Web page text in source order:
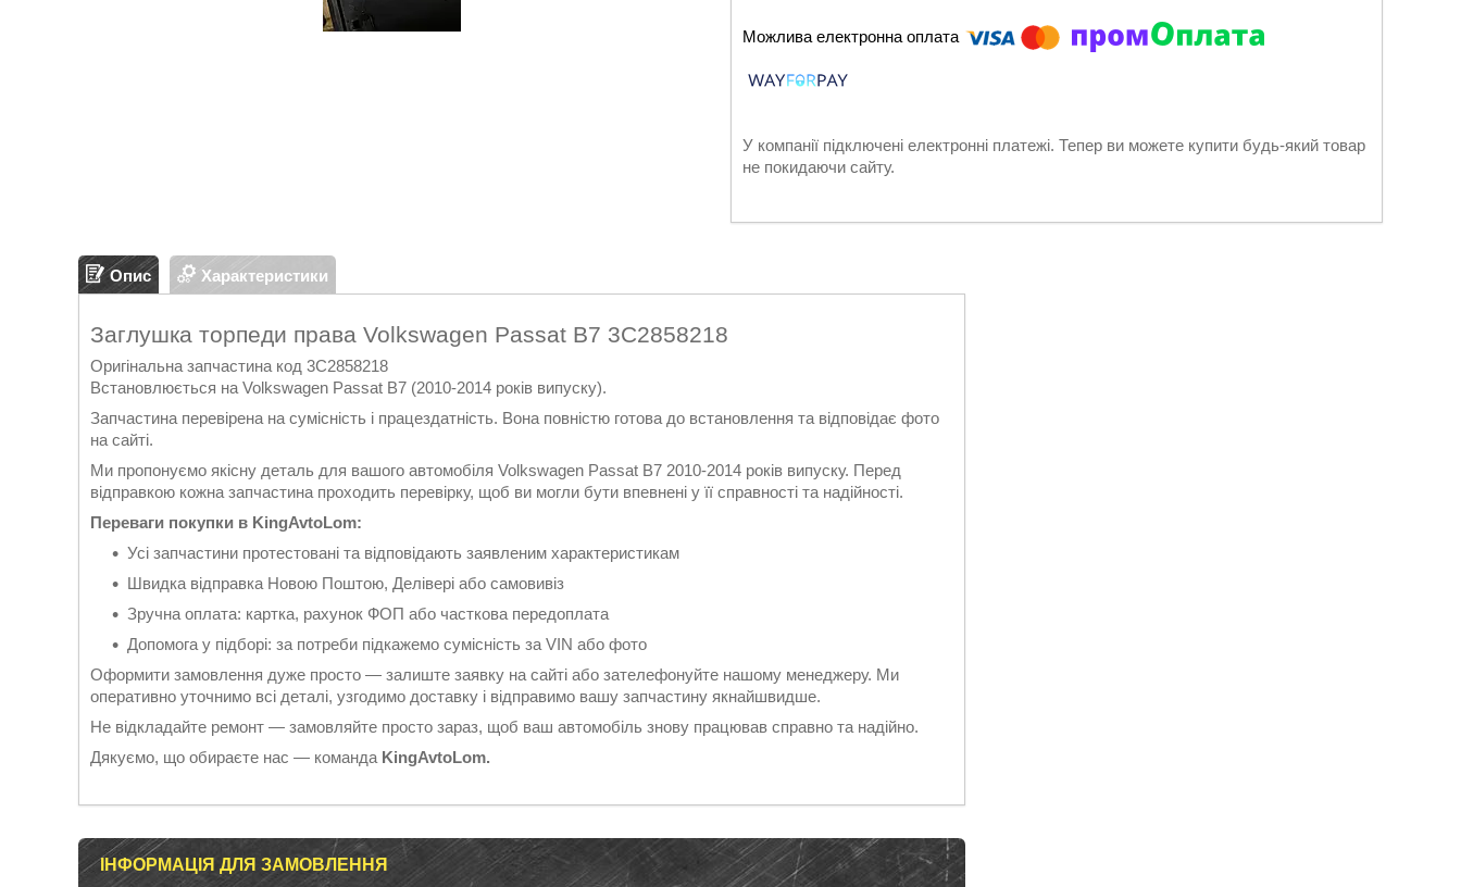
У компанії підключені електронні платежі. Тепер ви можете купити будь-який товар
не покидаючи сайту.
Опис Характеристики
Заглушка торпеди права Volkswagen Passat B7 3C2858218
Оригінальна запчастина код 3C2858218
Встановлюється на Volkswagen Passat B7 (2010-2014 років випуску).
Запчастина перевірена на сумісність і працездатність. Вона повністю готова до встановлення та відповідає фото
на сайті.
Ми пропонуємо якісну деталь для вашого автомобіля Volkswagen Passat B7 2010-2014 років випуску. Перед
відправкою кожна запчастина проходить перевірку, щоб ви могли бути впевнені у її справності та надійності.
Переваги покупки в KingAvtoLom:
Усі запчастини протестовані та відповідають заявленим характеристикам
Швидка відправка Новою Поштою, Делівері або самовивіз
Зручна оплата: картка, рахунок ФОП або часткова передоплата
Допомога у підборі: за потреби підкажемо сумісність за VIN або фото
Оформити замовлення дуже просто — залиште заявку на сайті або зателефонуйте нашому менеджеру. Ми
оперативно уточнимо всі деталі, узгодимо доставку і відправимо вашу запчастину якнайшвидше.
Не відкладайте ремонт — замовляйте просто зараз, щоб ваш автомобіль знову працював справно та надійно.
Дякуємо, що обираєте нас — команда KingAvtoLom.
ІНФОРМАЦІЯ ДЛЯ ЗАМОВЛЕННЯ